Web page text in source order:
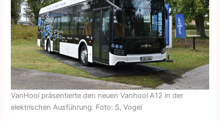
VanHool präsentierte den neuen Vanhool A12 in der
elektrischen Ausführung. Foto: S, Vogel